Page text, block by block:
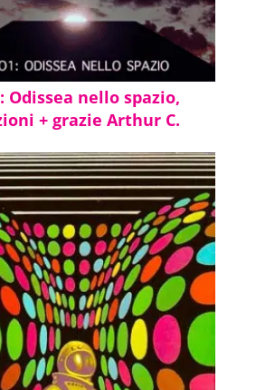
Odissea nello spazio,
+ grazie Arthur C.